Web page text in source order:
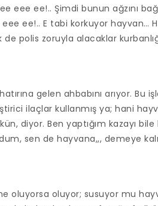
eee ee!.. Şimdi bunun ağzını
eee ee!.. E tabi korkuyor hayvan…
de polis zoruyla alacaklar
gelen ahbabını arıyor.
ilaçlar kullanmış ya; hani
diyor. Ben yaptığım kazayı
sen de hayvana,,, demeye
oluyorsa oluyor; susuyor mu